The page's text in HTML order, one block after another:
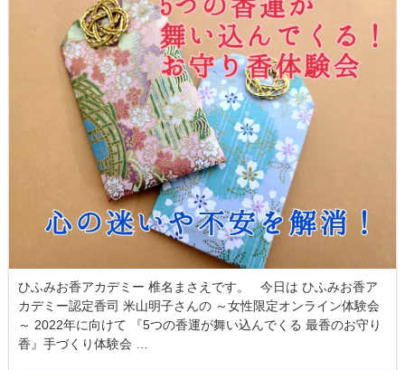
ひふみお香アカデミー 椎名まさえです。 今日は ひふみお香ア
カデミー認定香司 米山明子さんの ～女性限定オンライン体験会
～ 2022年に向けて 『5つの香運が舞い込んでくる 最香のお守り
香』手づくり体験会 …